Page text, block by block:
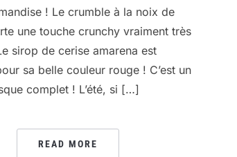
! Le crumble à la noix de
une touche crunchy vraiment très
sirop de cerise amarena est
sa belle couleur rouge ! C’est un
complet ! L’été, si […]
READ MORE